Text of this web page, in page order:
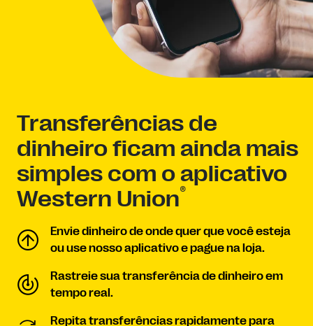
Transferências de
dinheiro ficam ainda mais
simples com o aplicativo
Western Union®
Envie dinheiro de onde quer que você esteja
ou use nosso aplicativo e pague na loja.
Rastreie sua transferência de dinheiro em
tempo real.
Repita transferências rapidamente para